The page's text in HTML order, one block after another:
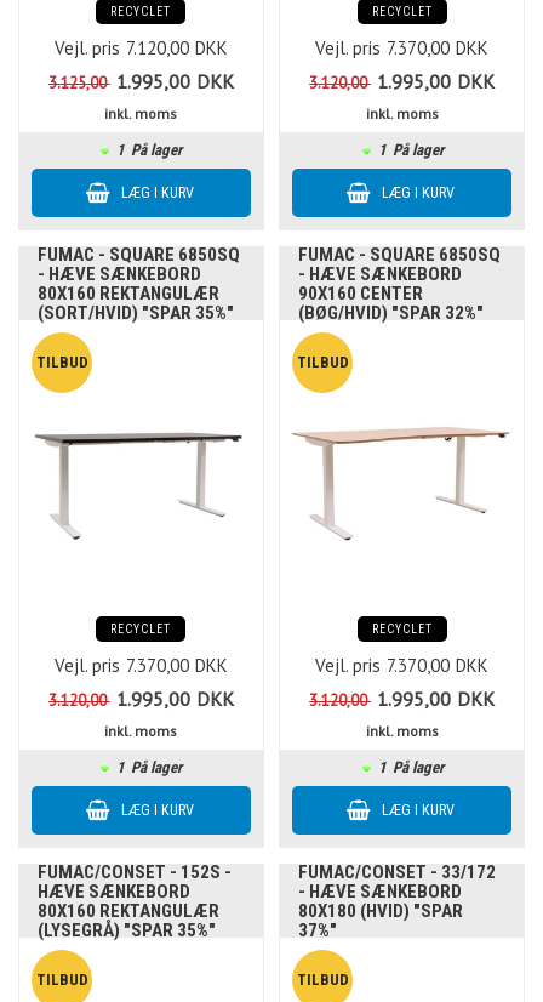
RECYCLET
Vejl. pris 7.120,00 DKK
3.125,00 1.995,00 DKK
inkl. moms
1 På lager
RECYCLET
Vejl. pris 7.370,00 DKK
3.120,00 1.995,00 DKK
inkl. moms
1 På lager
FUMAC - SQUARE 6850SQ
- HÆVE SÆNKEBORD
80X160 REKTANGULÆR
(SORT/HVID) "SPAR 35%"
RECYCLET
Vejl. pris 7.370,00 DKK
3.120,00 1.995,00 DKK
inkl. moms
1 På lager
FUMAC - SQUARE 6850SQ
- HÆVE SÆNKEBORD
90X160 CENTER
(BØG/HVID) "SPAR 32%"
RECYCLET
Vejl. pris 7.370,00 DKK
3.120,00 1.995,00 DKK
inkl. moms
1 På lager
FUMAC/CONSET - 152S -
HÆVE SÆNKEBORD
80X160 REKTANGULÆR
(LYSEGRÅ) "SPAR 35%"
FUMAC/CONSET - 33/172
- HÆVE SÆNKEBORD
80X180 (HVID) "SPAR
37%"